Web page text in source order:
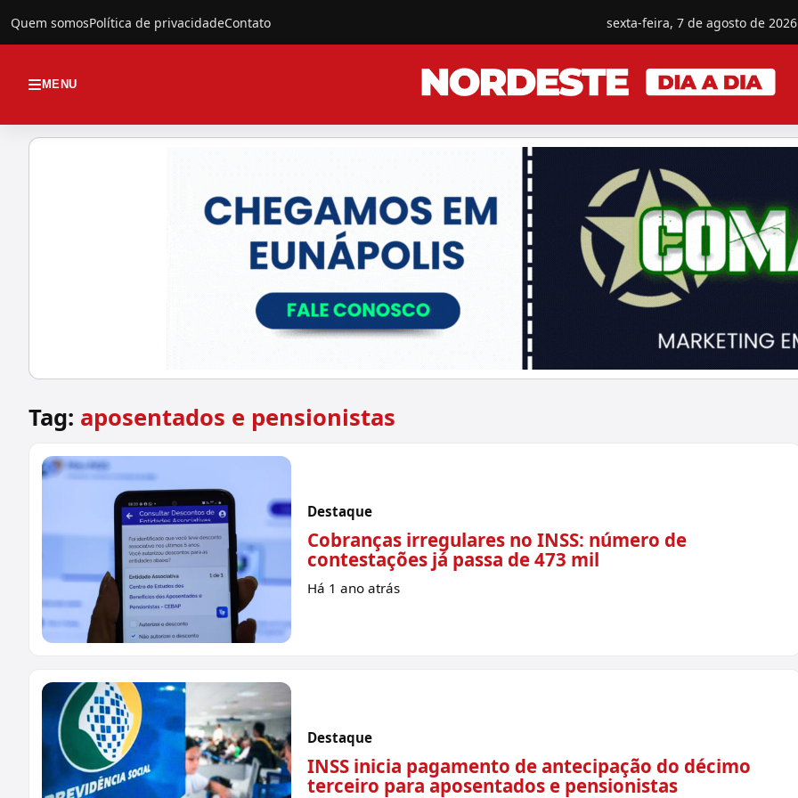
Quem somosPolítica de privacidadeContato sexta-feira, 7 de agosto de 2026
MENU
Tag: aposentados e pensionistas
Destaque
Cobranças irregulares no INSS: número de
contestações já passa de 473 mil
Há 1 ano atrás
Destaque
INSS inicia pagamento de antecipação do décimo
terceiro para aposentados e pensionistas